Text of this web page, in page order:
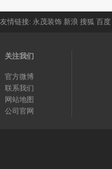
友情链接: 永茂装饰 新浪 搜狐 百度
关注我们
官方微博
联系我们
网站地图
公司官网